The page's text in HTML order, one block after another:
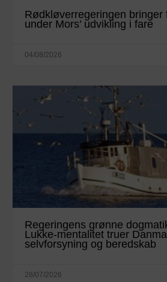
Rødkløverregeringen bringer
under Mors’ udvikling i fare
04/08/2026
Regeringens grønne
Lukke-mentalitet truer
selvforsyning og beredskab
28/07/2026